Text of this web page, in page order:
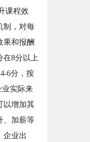
课程效
制，对每
果和报酬
在8分以上
6分，按
业实际来
以增加其
、加薪等
企业出